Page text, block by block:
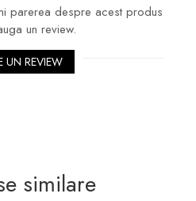
parerea despre acest produs
un review.
UN REVIEW
similare